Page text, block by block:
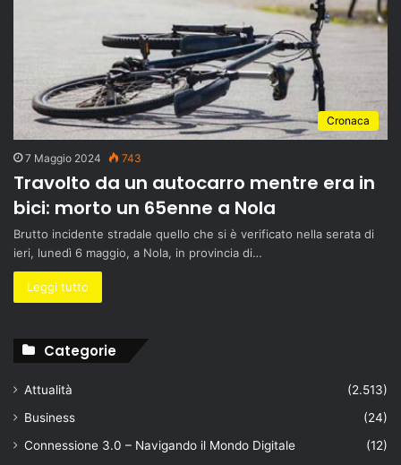
Cronaca
7 Maggio 2024 743
Travolto da un autocarro mentre era in
bici: morto un 65enne a Nola
Brutto incidente stradale quello che si è verificato nella serata di
ieri, lunedì 6 maggio, a Nola, in provincia di…
Leggi tutto
Categorie
Attualità
(2.513)
Business
(24)
Connessione 3.0 – Navigando il Mondo Digitale
(12)